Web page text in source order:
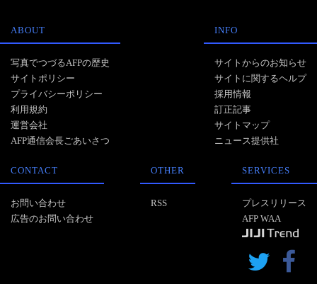
ABOUT
写真でつづるAFPの歴史
サイトポリシー
プライバシーポリシー
利用規約
運営会社
AFP通信会長ごあいさつ
INFO
サイトからのお知らせ
サイトに関するヘルプ
採用情報
訂正記事
サイトマップ
ニュース提供社
CONTACT
お問い合わせ
広告のお問い合わせ
OTHER
RSS
SERVICES
プレスリリース
AFP WAA